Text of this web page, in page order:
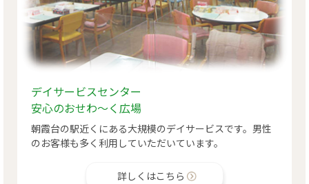
デイサービスセンター
安心のおせわ～く広場
朝霞台の駅近くにある大規模のデイサービスです。男性
のお客様も多く利用していただいています。
詳しくはこちら